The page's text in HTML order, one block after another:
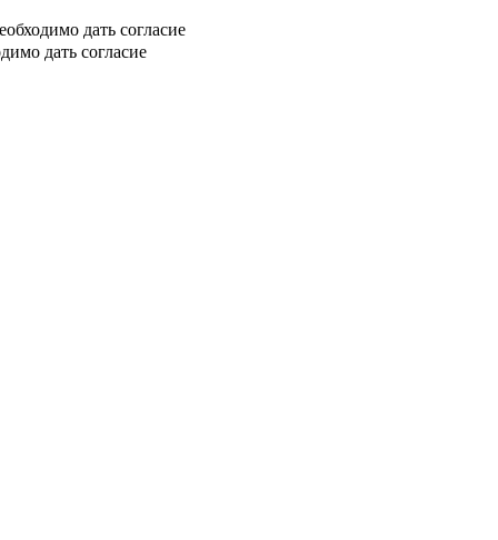
дать согласие
дать согласие